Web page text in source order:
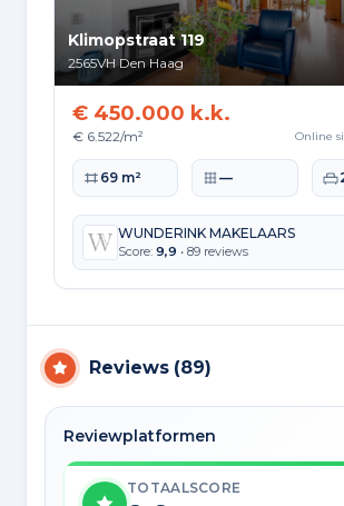
Klimopstraat 119
2565VH Den Haag
€ 450.000 k.k.
€ 6.522/m² Online
Woonoppervlakte
69 m² Perceeloppervlakte
—
WUNDERINK MAKELAARS
Score: 9,9 • 89 reviews
Reviews (89)
Reviewplatformen
TOTAALSCORE